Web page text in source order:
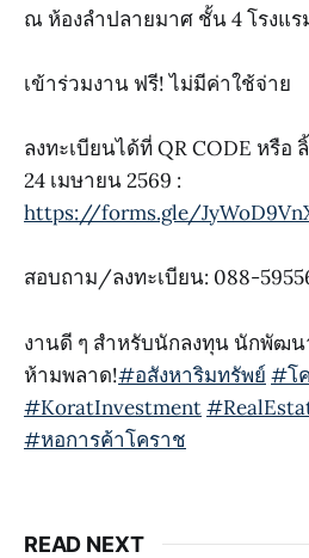
ณ ห้องลำปลายมาศ ชั้น 4 โรงแ
เข้าร่วมงาน ฟรี! ไม่มีค่าใช้จ่าย
ลงทะเบียนได้ที่ QR CODE หรื
24 เมษายน 2569 :
https://forms.gle/
สอบถาม/ลงทะเบียน: 088-
งานดี ๆ สำหรับนักลงทุน นักพัฒน
ห้ามพลาด!#อสังหาริมทรัพย์#โ
#KoratInvestment
#หอการค้าโคราช
READ NEXT